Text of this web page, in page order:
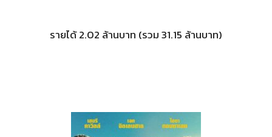
รายได้ 2.02 ล้านบาท (รวม 31.15 ล้านบาท)